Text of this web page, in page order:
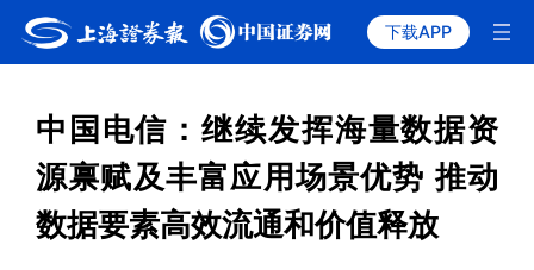
下载APP
中国电信：继续发挥海量数据资
源禀赋及丰富应用场景优势 推动
数据要素高效流通和价值释放